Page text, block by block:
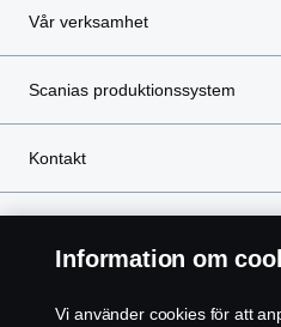
Vår verksamhet
Scanias produktionssystem
Kontakt
Information om
Vi använder cookies för att